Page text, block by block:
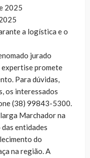
2025
a logística e o
jurado
expertise promete
Para dúvidas,
os interessados
(38) 99843-5300.
Marchador na
entidades
do
na região. A